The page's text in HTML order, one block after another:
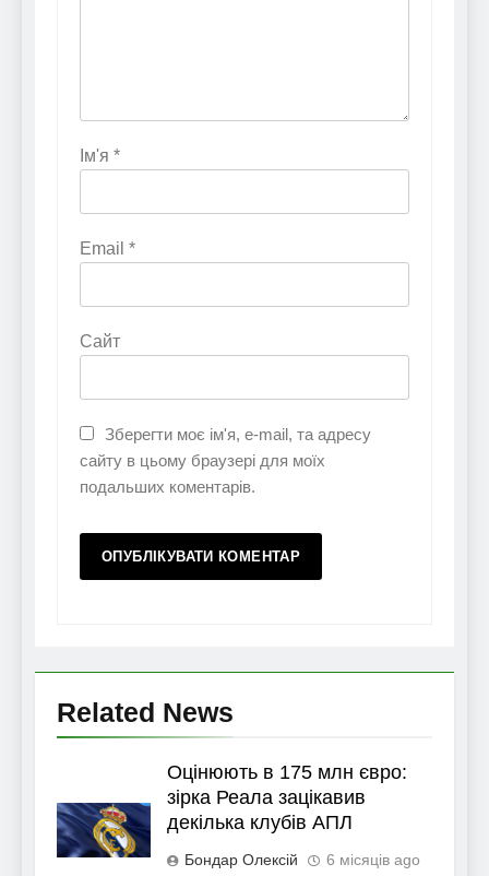
Ім'я *
Email *
Сайт
Зберегти моє ім'я, e-mail, та адресу
сайту в цьому браузері для моїх
подальших коментарів.
Related News
Оцінюють в 175 млн євро:
зірка Реала зацікавив
декілька клубів АПЛ
Бондар Олексій 6 місяців ago